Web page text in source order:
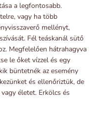
a legfontosabb.
vagy ha több
mellényt,
Fél teáskanál sütő
Megfelelően hátrahagyva
le őket vízzel és egy
büntetnék az esemény
és ellenőriztük, de
életet. Erkölcs és